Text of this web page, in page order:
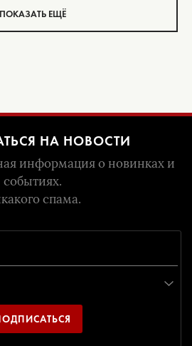
ПОКАЗАТЬ ЕЩЁ
НА НОВОСТИ
информация о новинках и
событиях.
спама.